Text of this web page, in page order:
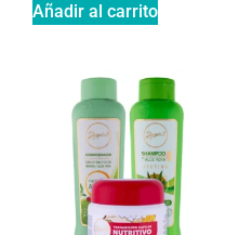
Añadir al carrito